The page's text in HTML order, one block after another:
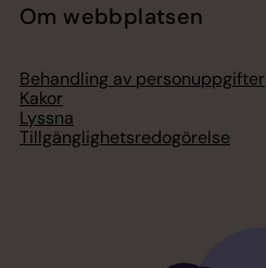
Om webbplatsen
Behandling av personuppgifter
Kakor
Lyssna
Tillgänglighetsredogörelse